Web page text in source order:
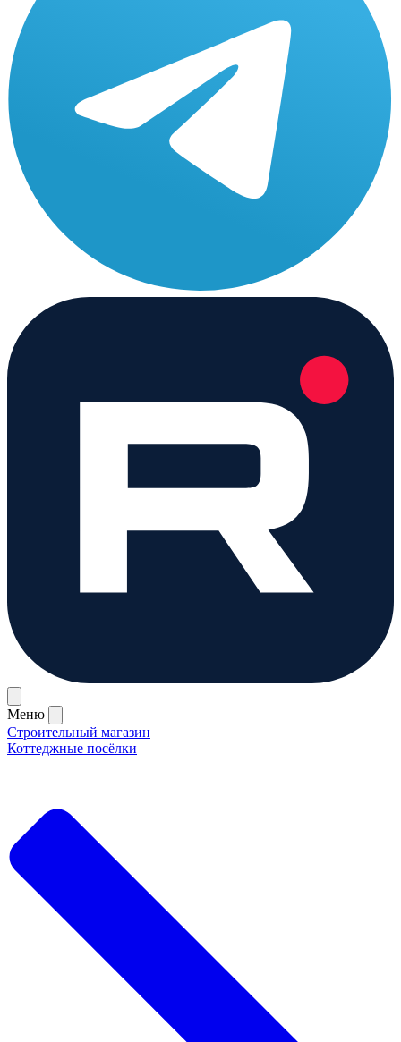
Меню
Строительный магазин
Коттеджные посёлки